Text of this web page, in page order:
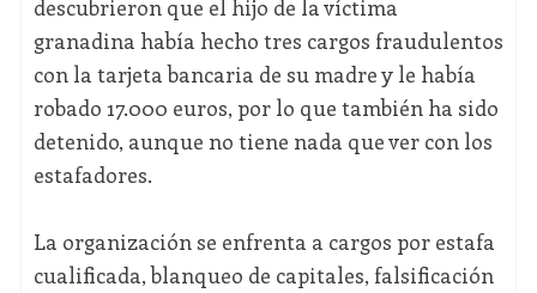
descubrieron que el hijo de la víctima
granadina había hecho tres cargos fraudulentos
con la tarjeta bancaria de su madre y le había
robado 17.000 euros, por lo que también ha sido
detenido, aunque no tiene nada que ver con los
estafadores.
La organización se enfrenta a cargos por estafa
cualificada, blanqueo de capitales, falsificación